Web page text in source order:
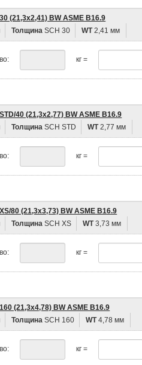
(21,3х2,41) BW ASME B16.9
Толщина SCH 30 WT2,41 мм
кг =
40 (21,3х2,77) BW ASME B16.9
Толщина SCH STD WT2,77 мм
кг =
80 (21,3х3,73) BW ASME B16.9
Толщина SCH XS WT3,73 мм
кг =
(21,3х4,78) BW ASME B16.9
Толщина SCH 160 WT4,78 мм
кг =